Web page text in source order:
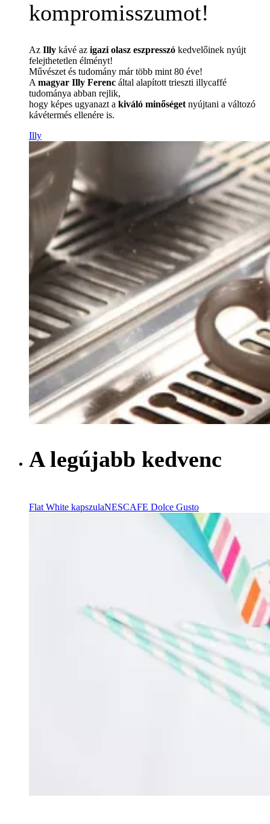
kompromisszumot!
Az Illy kávé az igazi olasz eszpresszó kedvelőinek nyújt
felejthetetlen élményt!
Művészet és tudomány már több mint 80 éve!
A magyar Illy Ferenc által alapított trieszti illycaffé
tudománya abban rejlik,
hogy képes ugyanazt a kiváló minőséget nyújtani a változó
kávétermés ellenére is.
Illy
A legújabb kedvenc
Flat White kapszulaNESCAFE Dolce Gusto